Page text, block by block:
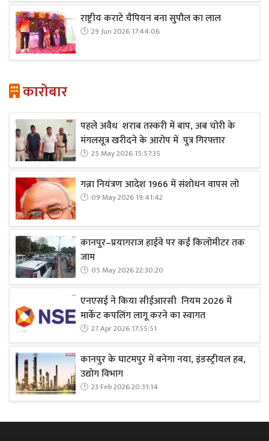
राष्ट्रीय कराटे चैंपियन बना सुपौल का लाल
29 Jun 2026 17:44:06
कारोबार
पहले अवैध शराब तस्करी में बाप, अब चोरी के
मंगलसूत्र खरीदने के आरोप में पुत्र गिरफ्तार
25 May 2026 15:57:35
गन्ना नियंत्रण आदेश 1966 में संशोधन वापस लो
09 May 2026 19:41:42
कानपुर–प्रयागराज हाईवे पर कई किलोमीटर तक
जाम
05 May 2026 22:30:20
एनएसई ने किया सीईआरसी नियम 2026 में
मार्केट कपलिंग लागू करने का स्वागत
27 Apr 2026 17:55:51
कानपुर के घाटमपुर में बनेगा नया, इंडस्ट्रीयल हब,
उद्योग विभाग
23 Feb 2026 20:31:14